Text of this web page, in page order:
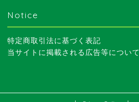
Notice
特定商取引法に基づく表記
当サイトに掲載される広告等について